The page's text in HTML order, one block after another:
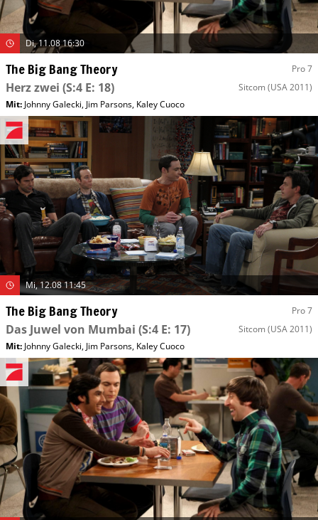
Di, 11.08 16:30
The Big Bang Theory Pro 7
Herz zwei (S:4 E: 18) Sitcom (USA 2011)
Mit: Johnny Galecki, Jim Parsons, Kaley Cuoco
Mi, 12.08 11:45
The Big Bang Theory Pro 7
Das Juwel von Mumbai (S:4 E: 17) Sitcom (USA 2011)
Mit: Johnny Galecki, Jim Parsons, Kaley Cuoco